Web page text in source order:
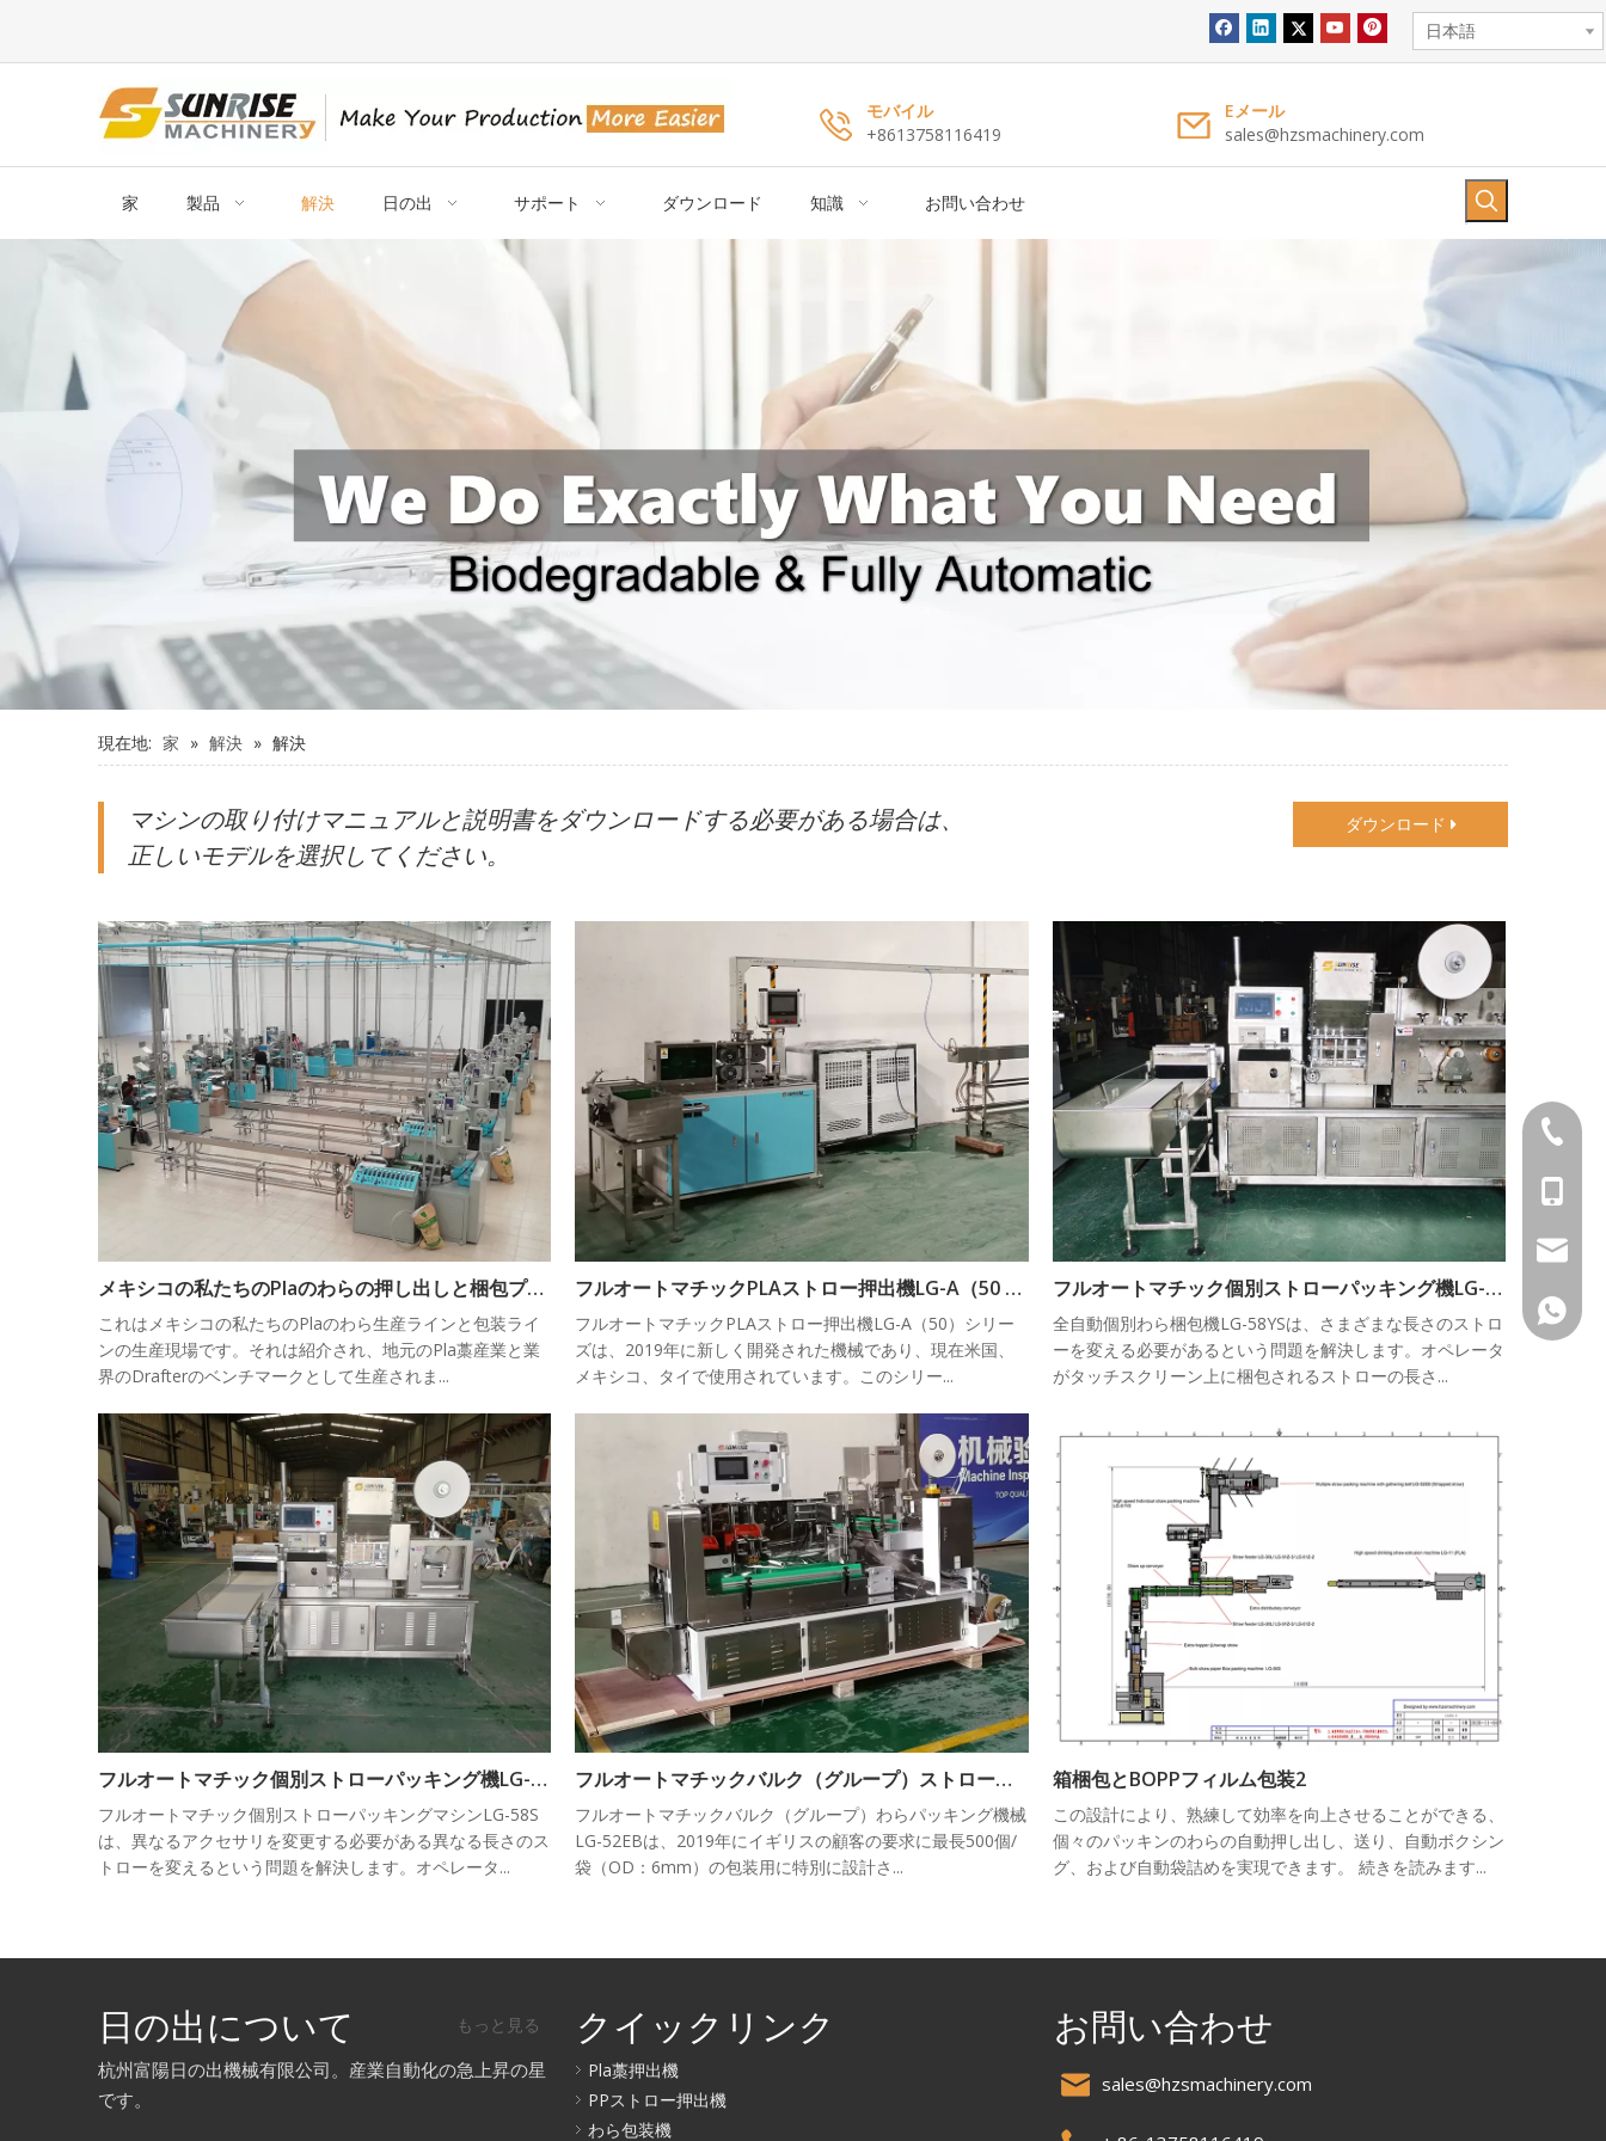
日本語
モバイル
+8613758116419
Eメール
sales@hzsmachinery.com
家 製品 解決 日の出 サポート ダウンロード 知識 お問い合わせ
現在地: 家 » 解決 » 解決
マシンの取り付けマニュアルと説明書をダウンロードする必要がある場合は、
正しいモデルを選択してください。
ダウンロード
メキシコの私たちのPlaのわらの押し出しと梱包プロジェクト
これはメキシコの私たちのPlaのわら生産ラインと包装ライ
ンの生産現場です。それは紹介され、地元のPla藁産業と業
界のDrafterのベンチマークとして生産されま...
フルオートマチックPLAストロー押出機LG-A（50 55）シリーズ
フルオートマチックPLAストロー押出機LG-A（50）シリー
ズは、2019年に新しく開発された機械であり、現在米国、
メキシコ、タイで使用されています。このシリー...
フルオートマチック個別ストローパッキング機LG-58YS
全自動個別わら梱包機LG-58YSは、さまざまな長さのストロ
ーを変える必要があるという問題を解決します。オペレータ
がタッチスクリーン上に梱包されるストローの長さ...
フルオートマチック個別ストローパッキング機LG-58S
フルオートマチック個別ストローパッキングマシンLG-58S
は、異なるアクセサリを変更する必要がある異なる長さのス
トローを変えるという問題を解決します。オペレータ...
フルオートマチックバルク（グループ）ストローパッキング機LG-52EB
フルオートマチックバルク（グループ）わらパッキング機械
LG-52EBは、2019年にイギリスの顧客の要求に最長500個/
袋（OD：6mm）の包装用に特別に設計さ...
箱梱包とBOPPフィルム包装2
この設計により、熟練して効率を向上させることができる、
個々のパッキンのわらの自動押し出し、送り、自動ボクシン
グ、および自動袋詰めを実現できます。 続きを読みます...
日の出について もっと見る
杭州富陽日の出機械有限公司。産業自動化の急上昇の星
です。
クイックリンク
Pla藁押出機
PPストロー押出機
わら包装機
お問い合わせ
sales@hzsmachinery.com
+ 86-
+ 86-